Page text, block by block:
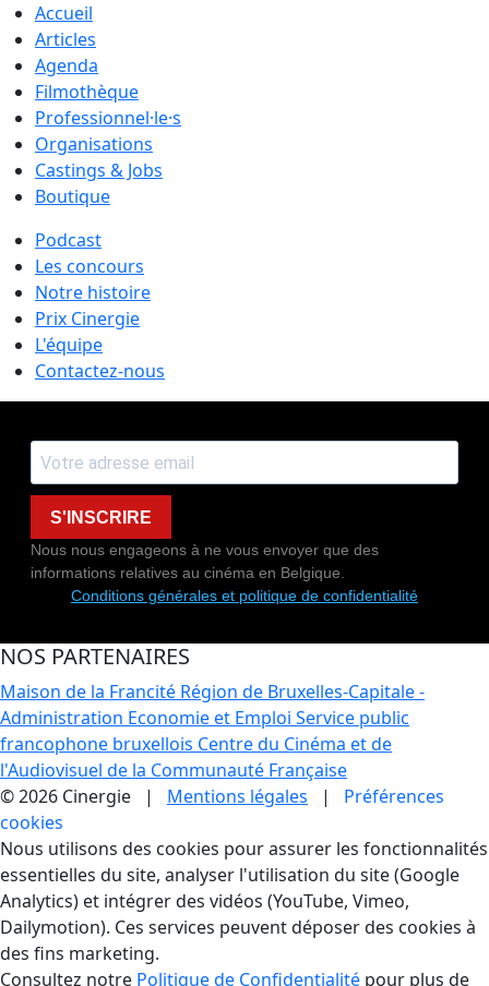
Accueil
Articles
Agenda
Filmothèque
Professionnel·le·s
Organisations
Castings & Jobs
Boutique
Podcast
Les concours
Notre histoire
Prix Cinergie
L'équipe
Contactez-nous
S'INSCRIRE
Nous nous engageons à ne vous envoyer que des
informations relatives au cinéma en Belgique.
Conditions générales et politique de confidentialité
NOS PARTENAIRES
Maison de la Francité Région de Bruxelles-Capitale -
Administration Economie et Emploi Service public
francophone bruxellois Centre du Cinéma et de
l'Audiovisuel de la Communauté Française
© 2026 Cinergie | Mentions légales | Préférences
cookies
Gestion des Cookies
Nous utilisons des cookies pour assurer les fonctionnalités
essentielles du site, analyser l'utilisation du site (Google
Analytics) et intégrer des vidéos (YouTube, Vimeo,
Dailymotion). Ces services peuvent déposer des cookies à
des fins marketing.
Consultez notre Politique de Confidentialité pour plus de